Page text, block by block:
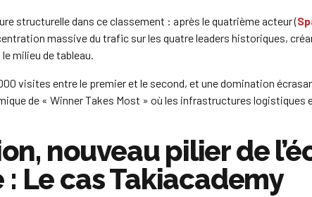
structurelle dans ce classement : après le quatrième acteur (
massive du trafic sur les quatre leaders historiques,
milieu de tableau.
visites entre le premier et le second, et une domination
de « Winner Takes Most » où les infrastructures logistiques
nouveau pilier de
Le cas Takiacademy